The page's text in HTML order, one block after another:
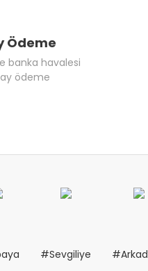
Ödeme
banka havalesi
ödeme
#Sevgiliye